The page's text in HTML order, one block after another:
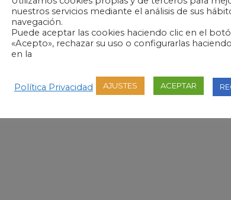
nuestros servicios mediante el análisis de sus
navegación.
Puede aceptar las cookies haciendo clic en el
«Acepto», rechazar su uso o configurarlas
en la
Política Privacidad AJUSTES ACEPTAR